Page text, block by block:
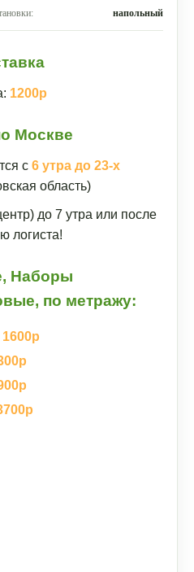
напольный
1200р
Москве
с 6 утра до 23-х
область)
до 7 утра или после
логиста!
Наборы
по метражу:
1600р